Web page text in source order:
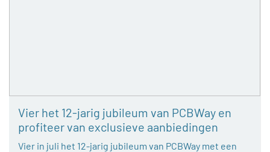
Vier het 12-jarig jubileum van PCBWay en
profiteer van exclusieve aanbiedingen
Vier in juli het 12-jarig jubileum van PCBWay met een